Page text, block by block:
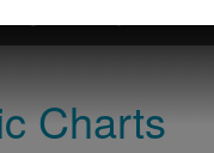
Charts